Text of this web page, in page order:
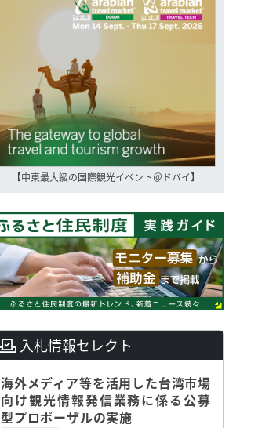
【中東最大級の国際観光イベント＠ドバイ】
入札情報セレクト
海外メディア等を活用した台湾市場
向け観光情報発信業務に係る公募
型プロポーザルの実施